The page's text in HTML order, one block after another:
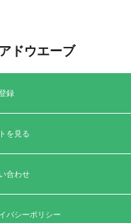
ドウエーブ
録
を見る
合わせ
バシーポリシー